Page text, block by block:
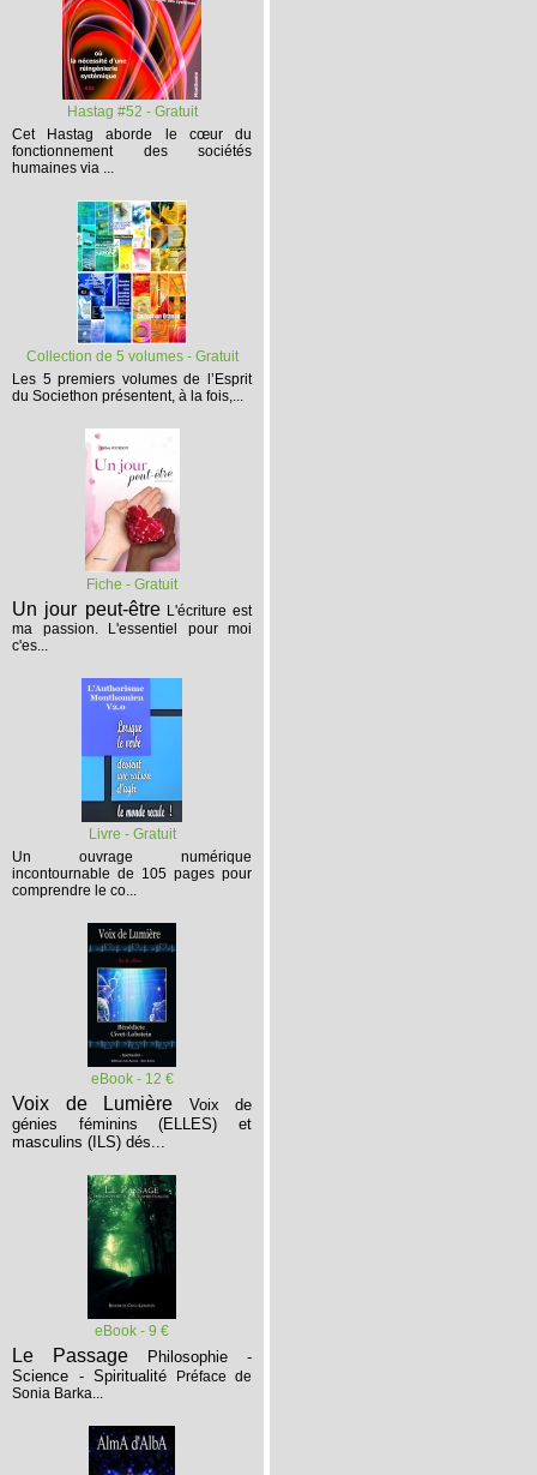
Hastag #52 - Gratuit
Cet
Hastag aborde le cœur du
fonctionnement des sociétés
humaines via ...
Collection de 5 volumes - Gratuit
Les 5 premiers volumesde l’Esprit
du Societhon présentent, à la fois,...
Fiche - Gratuit
Un jour peut-être L'écriture est
ma passion. L'essentiel pour moi
c'es...
Livre - Gratuit
Un ouvrage numérique
incontournable de 105 pages pour
comprendre le co...
eBook - 12 €
Voix de Lumière
Voix de
génies féminins (ELLES) et
masculins (ILS) dés...
eBook - 9 €
Le Passage
Philosophie -
Science - Spiritualité
Préface de
Sonia Barka...